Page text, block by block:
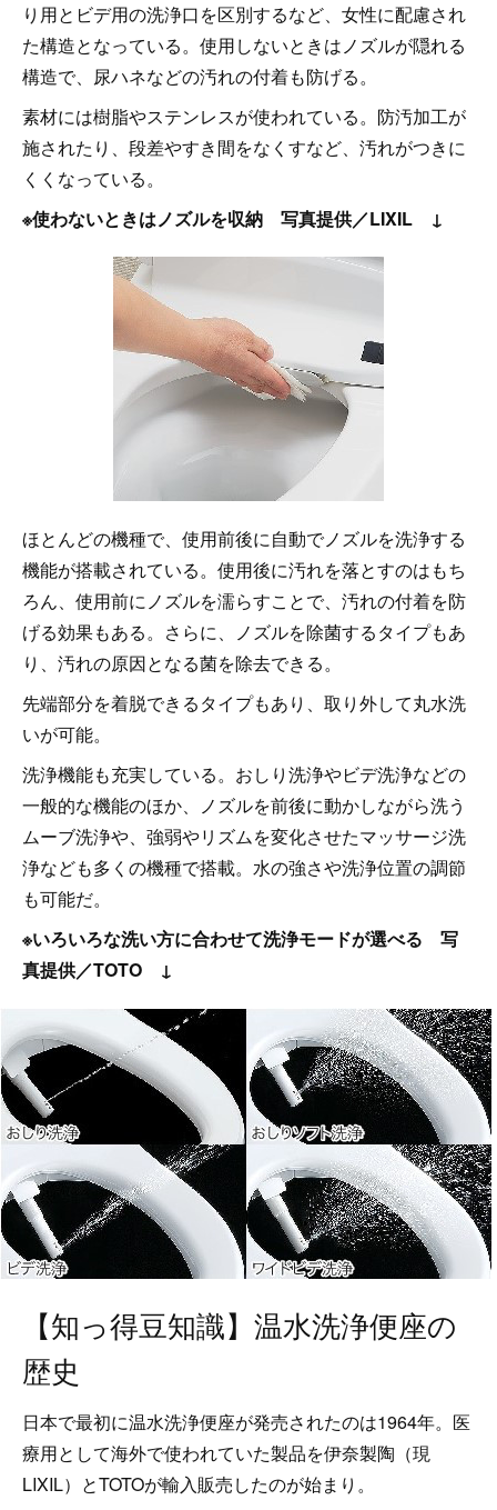
り用とビデ用の洗浄口を区別するなど、女性に配慮され
た構造となっている。使用しないときはノズルが隠れる
構造で、尿ハネなどの汚れの付着も防げる。
素材には樹脂やステンレスが使われている。防汚加工が
施されたり、段差やすき間をなくすなど、汚れがつきに
くくなっている。
※使わないときはノズルを収納 写真提供／LIXIL ↓
ほとんどの機種で、使用前後に自動でノズルを洗浄する
機能が搭載されている。使用後に汚れを落とすのはもち
ろん、使用前にノズルを濡らすことで、汚れの付着を防
げる効果もある。さらに、ノズルを除菌するタイプもあ
り、汚れの原因となる菌を除去できる。
先端部分を着脱できるタイプもあり、取り外して丸水洗
いが可能。
洗浄機能も充実している。おしり洗浄やビデ洗浄などの
一般的な機能のほか、ノズルを前後に動かしながら洗う
ムーブ洗浄や、強弱やリズムを変化させたマッサージ洗
浄なども多くの機種で搭載。水の強さや洗浄位置の調節
も可能だ。
※いろいろな洗い方に合わせて洗浄モードが選べる 写
真提供／TOTO ↓
【知っ得豆知識】温水洗浄便座の
歴史
日本で最初に温水洗浄便座が発売されたのは1964年。医
療用として海外で使われていた製品を伊奈製陶（現
LIXIL）とTOTOが輸入販売したのが始まり。